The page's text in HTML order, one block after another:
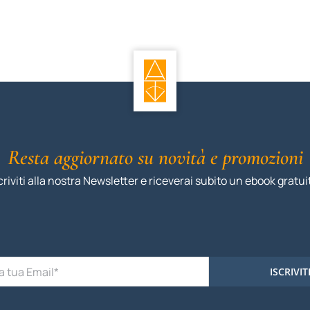
Resta aggiornato su novità e promozioni
alla nostra Newsletter e riceverai subito un ebook
ISCRIVITI